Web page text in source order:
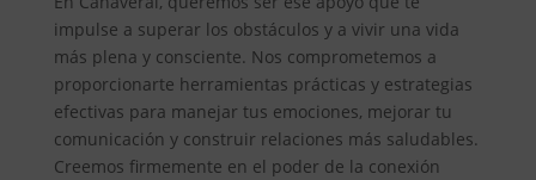
impulse a superar los obstáculos y a vivir una vida
más plena y consciente. Nos comprometemos a
proporcionarte herramientas prácticas y estrategias
efectivas para manejar tus emociones, mejorar tu
comunicación y construir relaciones más saludables.
Creemos firmemente en el poder de la conexión